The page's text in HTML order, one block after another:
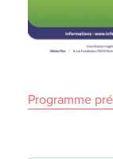
Programme